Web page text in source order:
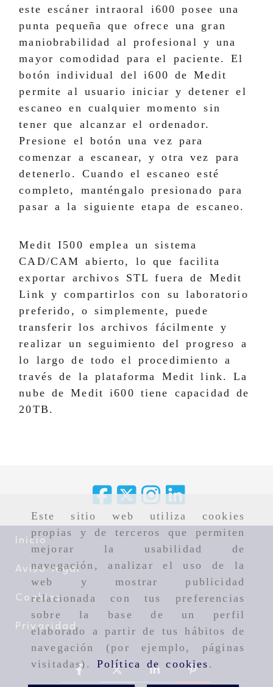
Este sitio web utiliza cookies
propias y de terceros que permiten
mejorar la usabilidad de
navegación, analizar el uso de la
web y mostrar publicidad
relacionada con tus preferencias
sobre la base de un perfil
elaborado a partir de tus hábitos de
navegación (por ejemplo, páginas
visitadas). Política de cookies .
este escáner intraoral i600 posee una
punta pequeña que ofrece una gran
maniobrabilidad al profesional y una
mayor comodidad para el paciente. El
botón individual del i600 de Medit
permite al usuario iniciar y detener el
escaneo en cualquier momento sin
tener que alcanzar el ordenador.
Presione el botón una vez para
comenzar a escanear, y otra vez para
detenerlo. Cuando el escaneo esté
completo, manténgalo presionado para
pasar a la siguiente etapa de escaneo.
Medit I500 emplea un sistema
CAD/CAM abierto, lo que facilita
exportar archivos STL fuera de Medit
Link y compartirlos con su laboratorio
preferido, o simplemente, puede
transferir los archivos fácilmente y
realizar un seguimiento del progreso a
lo largo de todo el procedimiento a
través de la plataforma Medit link. La
nube de Medit i600 tiene capacidad de
20TB.
Inicio
Aviso legal
Cookies
Privacidad